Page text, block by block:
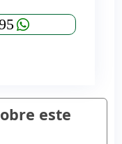
este